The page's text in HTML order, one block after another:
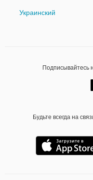
Украинский
Подписывайтесь
Будьте всегда на